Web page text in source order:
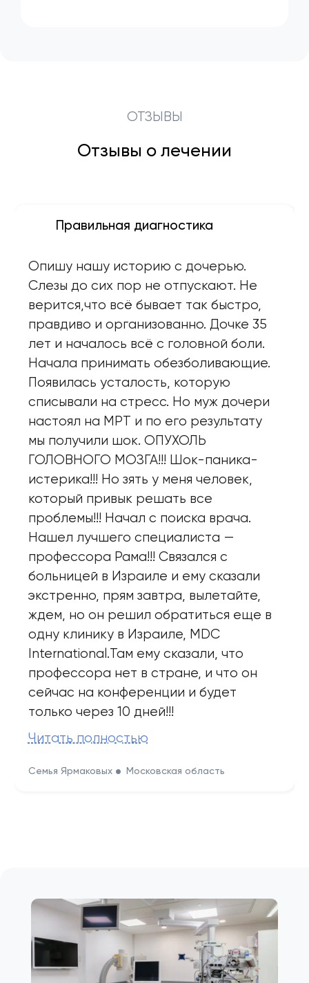
ОТЗЫВЫ
Отзывы о лечении
Правильная диагностика
Опишу нашу историю с дочерью.
Слезы до сих пор не отпускают. Не
верится,что всё бывает так быстро,
правдиво и организованно. Дочке 35
лет и началось всё с головной боли.
Начала принимать обезбoливающие.
Появилась усталость, которую
списывали на стресс. Но муж дочери
настоял на MPT и по его результату
мы получили шок. ОПУХОЛЬ
ГОЛОВНОГО МОЗГА!!! Шок-паника-
истерика!!! Но зять у меня человек,
который привык решать все
проблемы!!! Начал с поиска врача.
Нашел лучшего специалиста —
профессора Рама!!! Связался с
больницей в Израиле и ему сказали
экстренно, прям завтра, вылетайте,
ждем, но он решил обратиться еще в
одну клинику в Израиле, MDC
International.Там ему сказали, что
профессора нет в стране, и что он
сейчас на конференции и будет
только через 10 дней!!!
Читать полностью
Семья Ярмаковых Московская область